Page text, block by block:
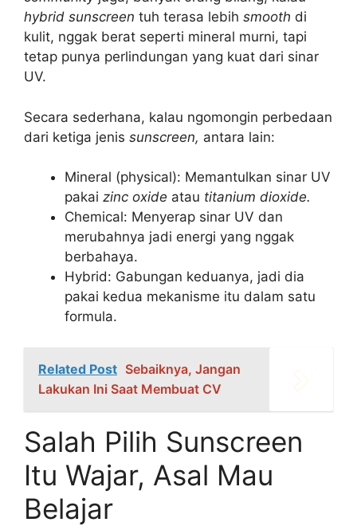
hybrid sunscreen tuh terasa lebih smooth di
kulit, nggak berat seperti mineral murni, tapi
tetap punya perlindungan yang kuat dari sinar
UV.
Secara sederhana, kalau ngomongin perbedaan
dari ketiga jenis sunscreen, antara lain:
Mineral (physical): Memantulkan sinar UV
pakai zinc oxide atau titanium dioxide.
Chemical: Menyerap sinar UV dan
merubahnya jadi energi yang nggak
berbahaya.
Hybrid: Gabungan keduanya, jadi dia
pakai kedua mekanisme itu dalam satu
formula.
Related Post Sebaiknya, Jangan
Lakukan Ini Saat Membuat CV
Salah Pilih Sunscreen
Itu Wajar, Asal Mau
Belajar